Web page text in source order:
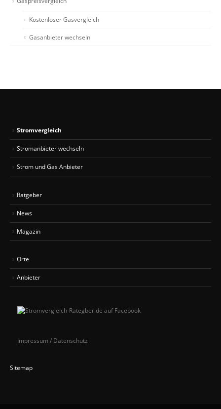
Kostenloser Gasvergleich
Gasanbieter wechseln
Stromvergleich
Stromanbieter wechseln
Strom und Gas Anbieter
Ratgeber
News
Magazin
Orte
Anbieter
Impressum / Datenschutz
Sitemap